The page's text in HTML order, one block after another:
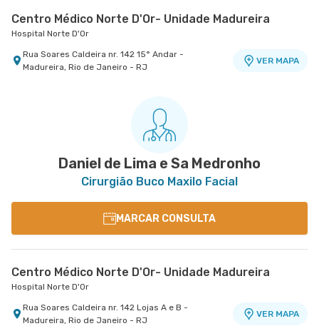
Centro Médico Norte D'Or- Unidade Madureira
Hospital Norte D'Or
Rua Soares Caldeira nr. 142 15° Andar -
Madureira, Rio de Janeiro - RJ
VER MAPA
Rua do Capelao nr. 137 - Padre Miguel, Rio de
Rua Augusto Camossa Saldanha nr. 55 1º Andar
- Barra da Tijuca, Rio de Janeiro - RJ
Rua Olinda Ellis nr. 73 - Campo Grande, Rio de
Daniel de Lima e Sa Medronho
Cirurgião Buco Maxilo Facial
MARCAR CONSULTA
Centro Médico Norte D'Or- Unidade Madureira
Hospital Norte D'Or
Rua Soares Caldeira nr. 142 Lojas A e B -
Madureira, Rio de Janeiro - RJ
VER MAPA